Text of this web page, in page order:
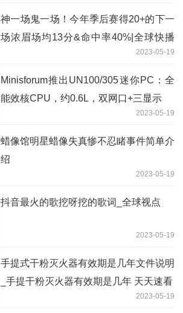
神一场鬼一场！今年季后赛得20+的下一
场浓眉场均13分&命中率40%|全球快播
2023-05-19
Minisforum推出UN100/305迷你PC：全
能效核CPU，约0.6L，双网口+三显示
2023-05-19
蜡像馆明星蜡像失真惨不忍睹事件简单介
绍
2023-05-19
抖音最火的歌挖呀挖的歌词_全球视点
2023-05-19
手提式干粉灭火器有效期是几年文件说明
_手提干粉灭火器有效期是几年 天天速看
2023-05-19